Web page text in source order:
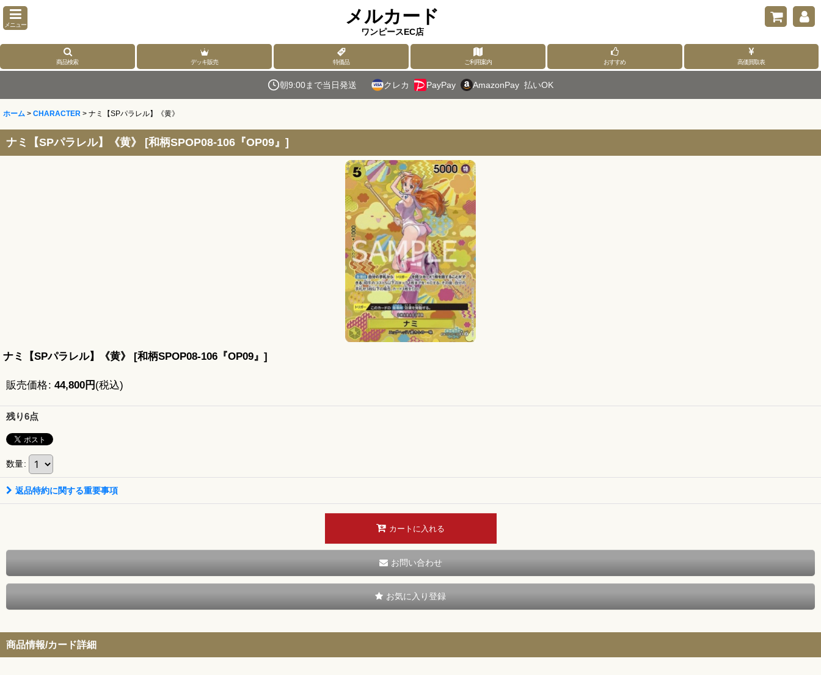
メニュー メルカード
ワンピースEC店
商品検索 デッキ販売 特価品 ご利用案内 おすすめ 高価買取表
朝9:00まで当日発送 クレカ PayPay AmazonPay 払いOK
ホーム > CHARACTER > ナミ【SPパラレル】《黄》
ナミ【SPパラレル】《黄》 [和柄SPOP08-106『OP09』 ]
ナミ【SPパラレル】《黄》 [和柄SPOP08-106『OP09』 ]
販売価格: 44,800円 (税込)
残り6点
数量:
返品特約に関する重要事項
カートに入れる
お問い合わせ
お気に入り登録
商品情報/カード詳細